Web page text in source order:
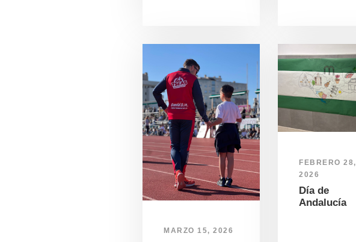
MARZO 15, 2026
FEBRERO 28,
2026
Día de
Andalucía